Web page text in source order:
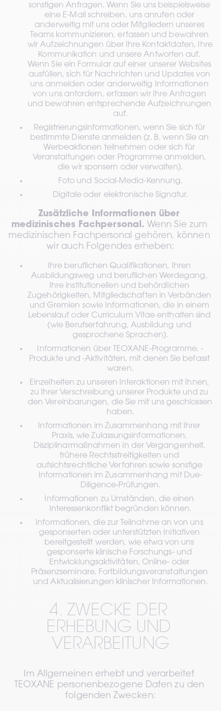
sonstigen Anfragen. Wenn Sie uns beispielsweise
eine E-Mail schreiben, uns anrufen oder
anderweitig mit uns oder Mitgliedern unseres
Teams kommunizieren, erfassen und bewahren
wir Aufzeichnungen über Ihre Kontaktdaten, Ihre
Kommunikation und unsere Antworten auf.
Wenn Sie ein Formular auf einer unserer Websites
ausfüllen, sich für Nachrichten und Updates von
uns anmelden oder anderweitig Informationen
von uns anfordern, erfassen wir Ihre Anfragen
und bewahren entsprechende Aufzeichnungen
auf.
Registrierungsinformationen, wenn Sie sich für
bestimmte Dienste anmelden (z. B. wenn Sie an
Werbeaktionen teilnehmen oder sich für
Veranstaltungen oder Programme anmelden,
die wir sponsern oder verwalten).
Foto und Social-Media-Kennung.
Digitale oder elektronische Signatur.
Zusätzliche Informationen über
medizinisches Fachpersonal. Wenn Sie zum
medizinischen Fachpersonal gehören, können
wir auch Folgendes erheben:
Ihre beruflichen Qualifikationen, Ihren
Ausbildungsweg und beruflichen Werdegang,
Ihre institutionellen und behördlichen
Zugehörigkeiten, Mitgliedschaften in Verbänden
und Gremien sowie Informationen, die in einem
Lebenslauf oder Curriculum Vitae enthalten sind
(wie Berufserfahrung, Ausbildung und
gesprochene Sprachen).
Informationen über TEOXANE-Programme, -
Produkte und -Aktivitäten, mit denen Sie befasst
waren.
Einzelheiten zu unseren Interaktionen mit Ihnen,
zu Ihrer Verschreibung unserer Produkte und zu
den Vereinbarungen, die Sie mit uns geschlossen
haben.
Informationen im Zusammenhang mit Ihrer
Praxis, wie Zulassungsinformationen,
Disziplinarmaßnahmen in der Vergangenheit,
frühere Rechtsstreitigkeiten und
aufsichtsrechtliche Verfahren sowie sonstige
Informationen im Zusammenhang mit Due-
Diligence-Prüfungen.
Informationen zu Umständen, die einen
Interessenkonflikt begründen können.
Informationen, die zur Teilnahme an von uns
gesponserten oder unterstützten Initiativen
bereitgestellt werden, wie etwa von uns
gesponserte klinische Forschungs- und
Entwicklungsaktivitäten, Online- oder
Präsenzseminare, Fortbildungsveranstaltungen
und Aktualisierungen klinischer Informationen.
4. ZWECKE DER
ERHEBUNG UND
VERARBEITUNG
Im Allgemeinen erhebt und verarbeitet
TEOXANE personenbezogene Daten zu den
folgenden Zwecken: